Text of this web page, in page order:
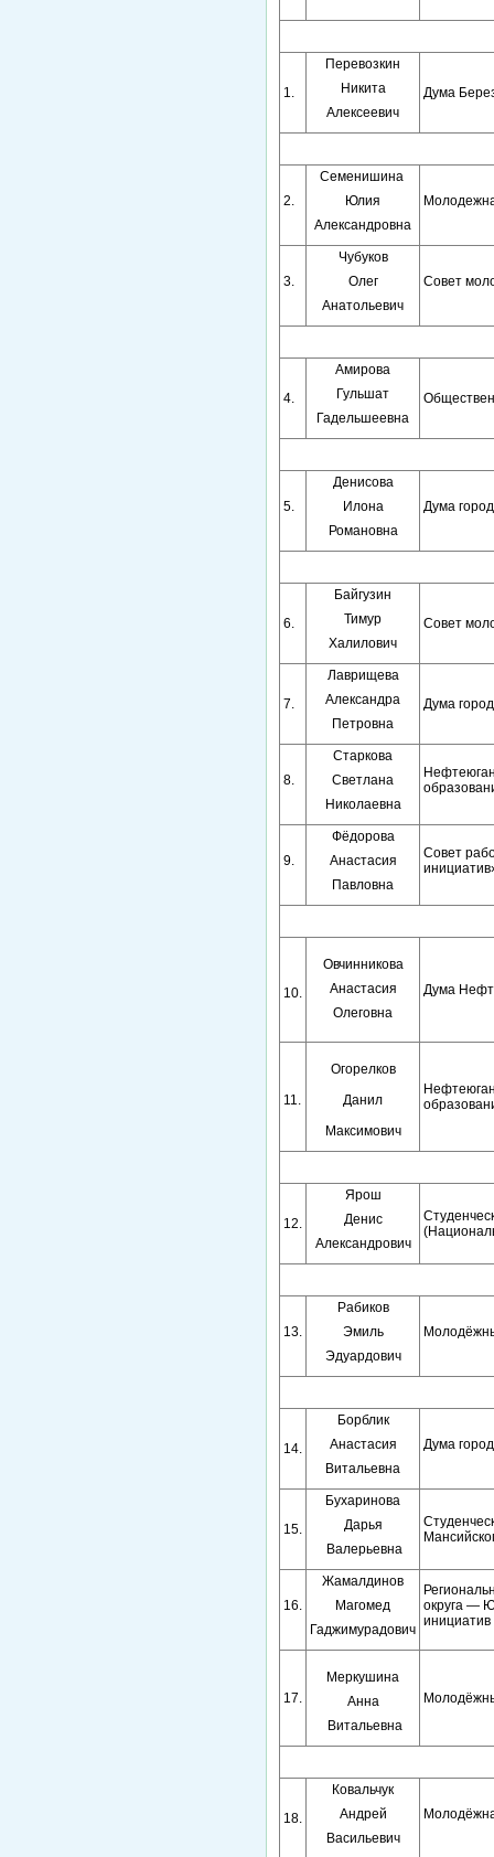
1.
Перевозкин
Никита
Алексеевич
Дума
2.
Семенишина
Юлия
Александровна
3.
Чубуков
Олег
Анатольевич
Совет
4.
Амирова
Гульшат
Гадельшеевна
5.
Денисова
Илона
Романовна
Дума
6.
Байгузин
Тимур
Халилович
Совет
7.
Лаврищева
Александра
Петровна
Дума
8.
Старкова
Светлана
Николаевна
9.
Фёдорова
Анастасия
Павловна
Совет
10.
Овчинникова
Анастасия
Олеговна
Дума
11.
Огорелков
Данил
Максимович
12.
Ярош
Денис
Александрович
13.
Рабиков
Эмиль
Эдуардович
14.
Борблик
Анастасия
Витальевна
Дума
15.
Бухаринова
Дарья
Валерьевна
16.
Жамалдинов
Магомед
Гаджимурадович
округа —
17.
Меркушина
Анна
Витальевна
18.
Ковальчук
Андрей
Васильевич